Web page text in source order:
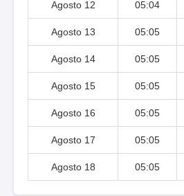
Agosto 12 05:04
Agosto 13 05:05
Agosto 14 05:05
Agosto 15 05:05
Agosto 16 05:05
Agosto 17 05:05
Agosto 18 05:05